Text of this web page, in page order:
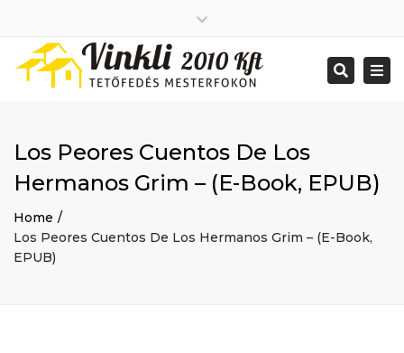
2026 január
2025 december
2025 augusztus
2025 július
2025 június
2014 december
Big buildings
Home
Renovations
top
bar
Search
Los Peores Cuentos De Los
Hermanos Grim – (E-Book, EPUB)
Home
Los Peores Cuentos De Los Hermanos Grim – (E-Book,
EPUB)